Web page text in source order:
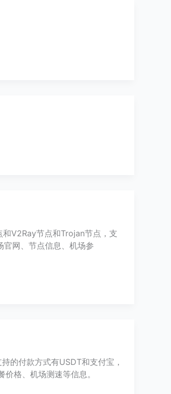
V2Ray节点和Trojan节点，支
网、节点信息、机场参
的付款方式有USDT和支付宝，
格、机场测速等信息。